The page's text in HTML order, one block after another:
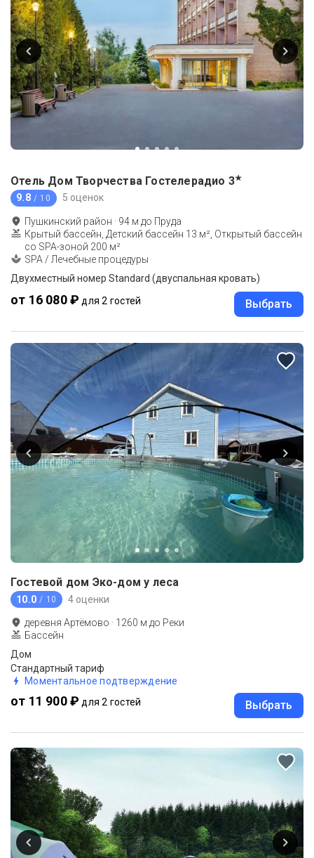
Отель Дом Творчества Гостелерадио 3★
9.8 / 10 5 оценок
Пушкинский район · 94 м до Пруда
Крытый бассейн, Детский бассейн 13 м², Открытый бассейн
со SPA-зоной 200 м²
SPA / Лечебные процедуры
Двухместный номер Standard (двуспальная кровать)
от 16 080 ₽ для 2 гостей Выбрать
Гостевой дом Эко-дом у леса
10.0 / 10 4 оценки
деревня Артёмово · 1260 м до Реки
Бассейн
Дом
Стандартный тариф
Моментальное подтверждение
от 11 900 ₽ для 2 гостей Выбрать